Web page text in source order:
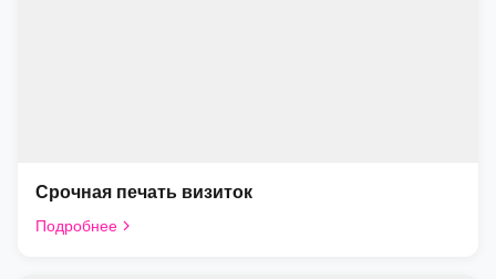
Срочная печать визиток
Подробнее